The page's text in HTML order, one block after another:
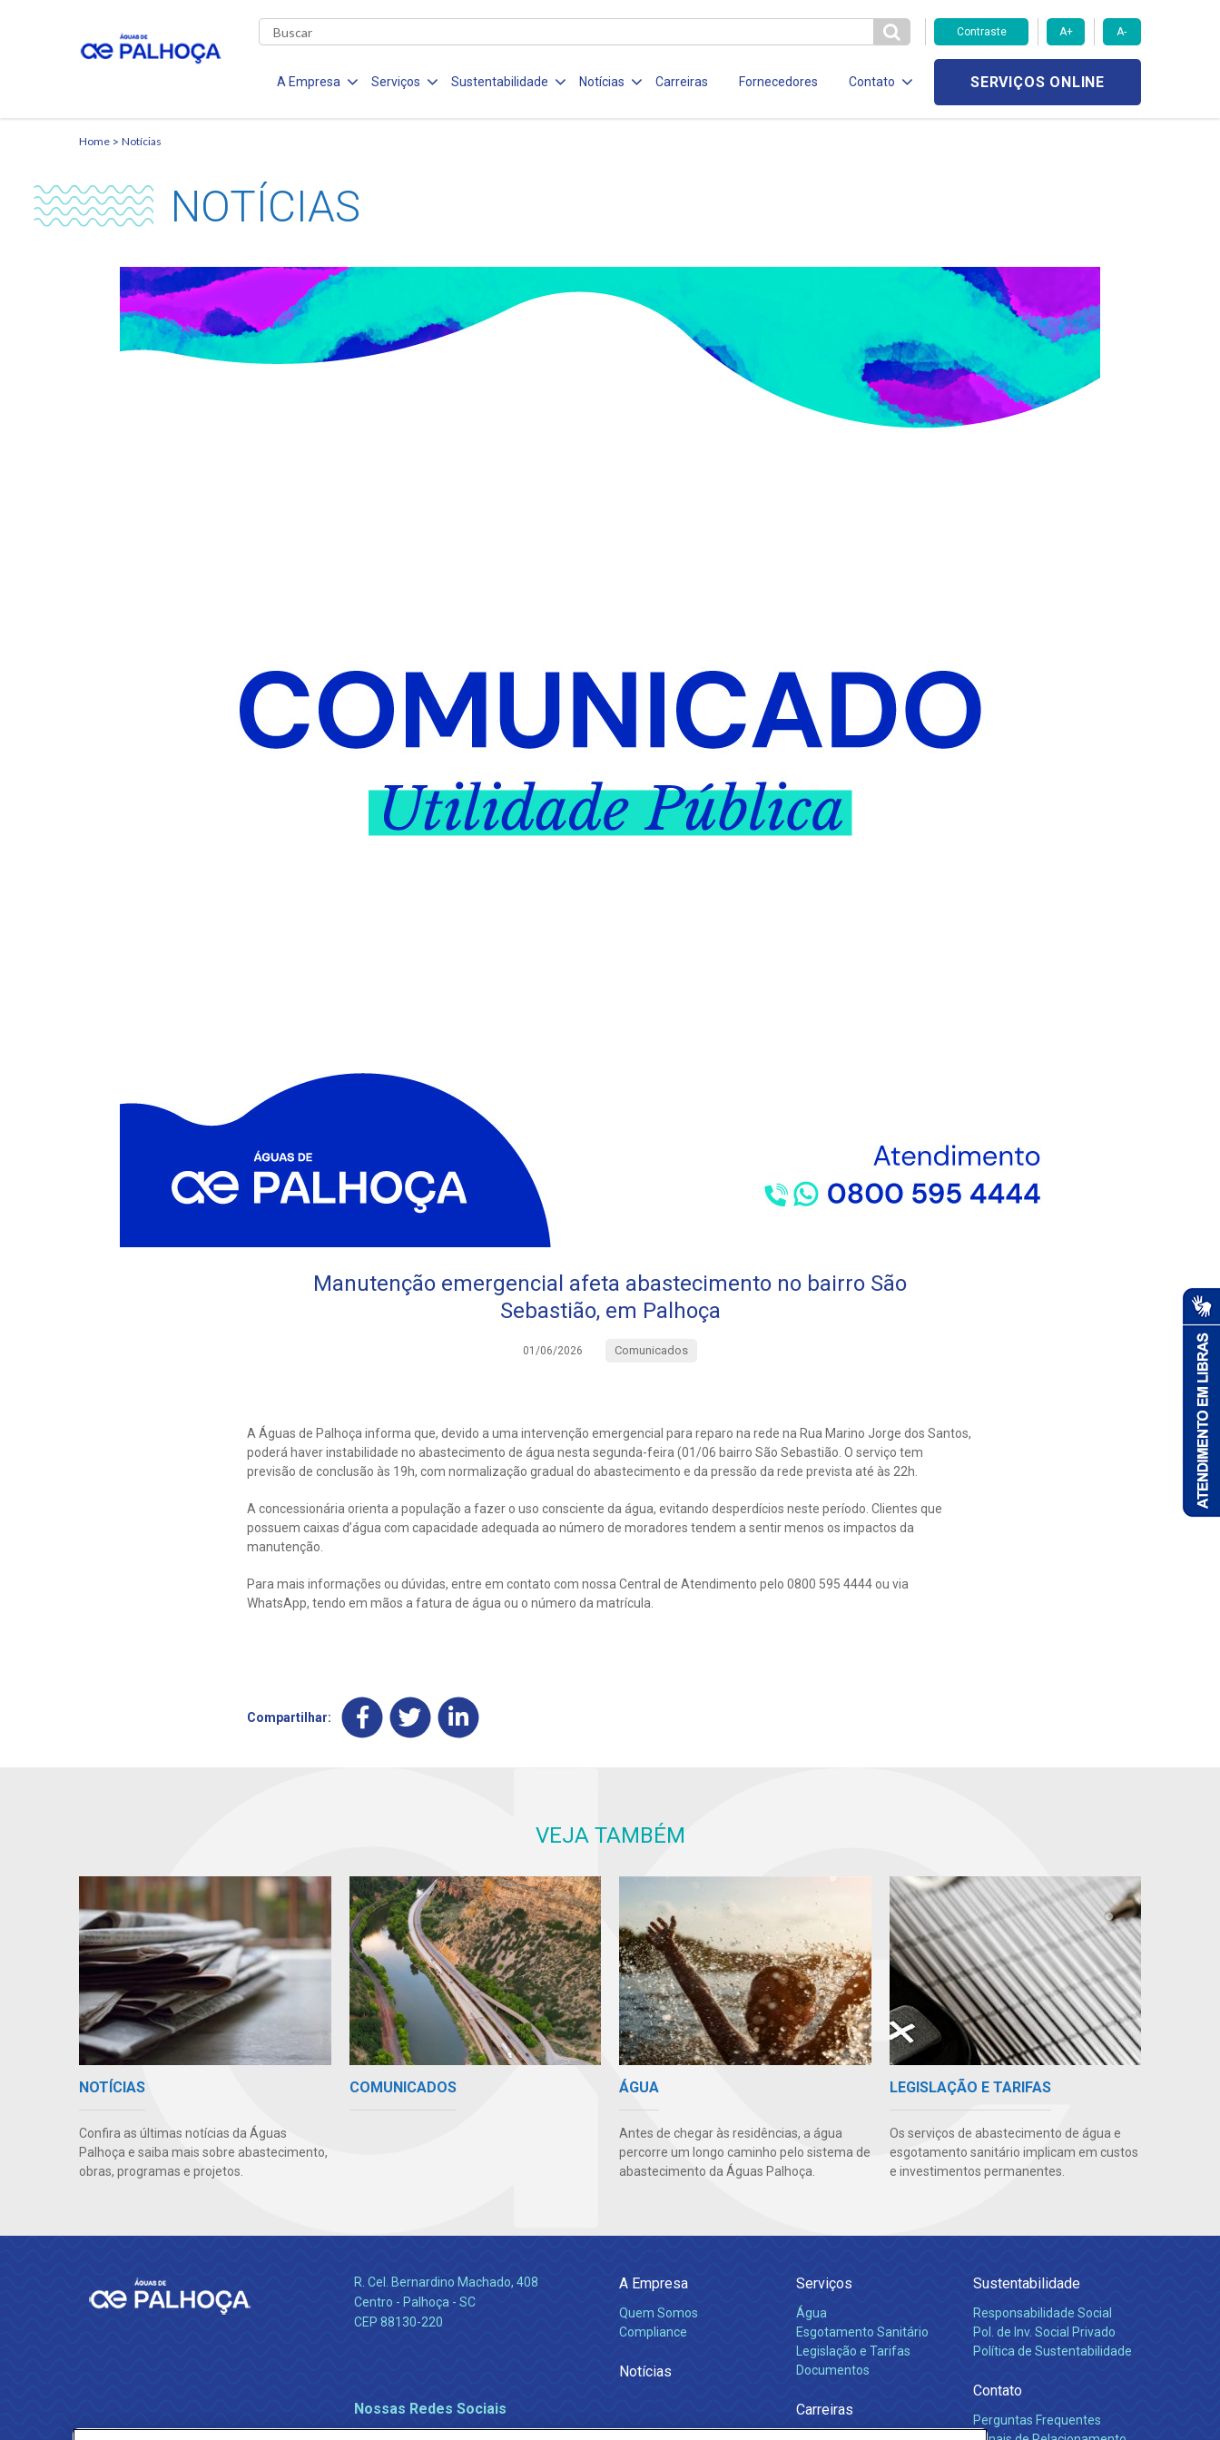
Contraste A+ A-
A Empresa Serviços Sustentabilidade Notícias Carreiras Fornecedores Contato SERVIÇOS ONLINE
Home Notícias
NOTÍCIAS
Manutenção emergencial afeta abastecimento no bairro São
Sebastião, em Palhoça
01/06/2026 Comunicados
A Águas de Palhoça informa que, devido a uma intervenção emergencial para reparo na rede na Rua Marino Jorge dos Santos,
poderá haver instabilidade no abastecimento de água nesta segunda-feira (01/06 bairro São Sebastião. O serviço tem
previsão de conclusão às 19h, com normalização gradual do abastecimento e da pressão da rede prevista até às 22h.
A concessionária orienta a população a fazer o uso consciente da água, evitando desperdícios neste período. Clientes que
possuem caixas d’água com capacidade adequada ao número de moradores tendem a sentir menos os impactos da
manutenção.
Para mais informações ou dúvidas, entre em contato com nossa Central de Atendimento pelo 0800 595 4444 ou via
WhatsApp, tendo em mãos a fatura de água ou o número da matrícula.
Compartilhar:
VEJA TAMBÉM
NOTÍCIAS
Confira as últimas notícias da Águas
Palhoça e saiba mais sobre abastecimento,
obras, programas e projetos.
COMUNICADOS ÁGUA
Antes de chegar às residências, a água
percorre um longo caminho pelo sistema de
abastecimento da Águas Palhoça.
LEGISLAÇÃO E TARIFAS
Os serviços de abastecimento de água e
esgotamento sanitário implicam em custos
e investimentos permanentes.
R. Cel. Bernardino Machado, 408
Centro - Palhoça - SC
CEP 88130-220
Nossas Redes Sociais
A Empresa
Quem Somos
Compliance
Notícias
Serviços
Água
Esgotamento Sanitário
Legislação e Tarifas
Documentos
Carreiras
Sustentabilidade
Responsabilidade Social
Pol. de Inv. Social Privado
Política de Sustentabilidade
Contato
Perguntas Frequentes